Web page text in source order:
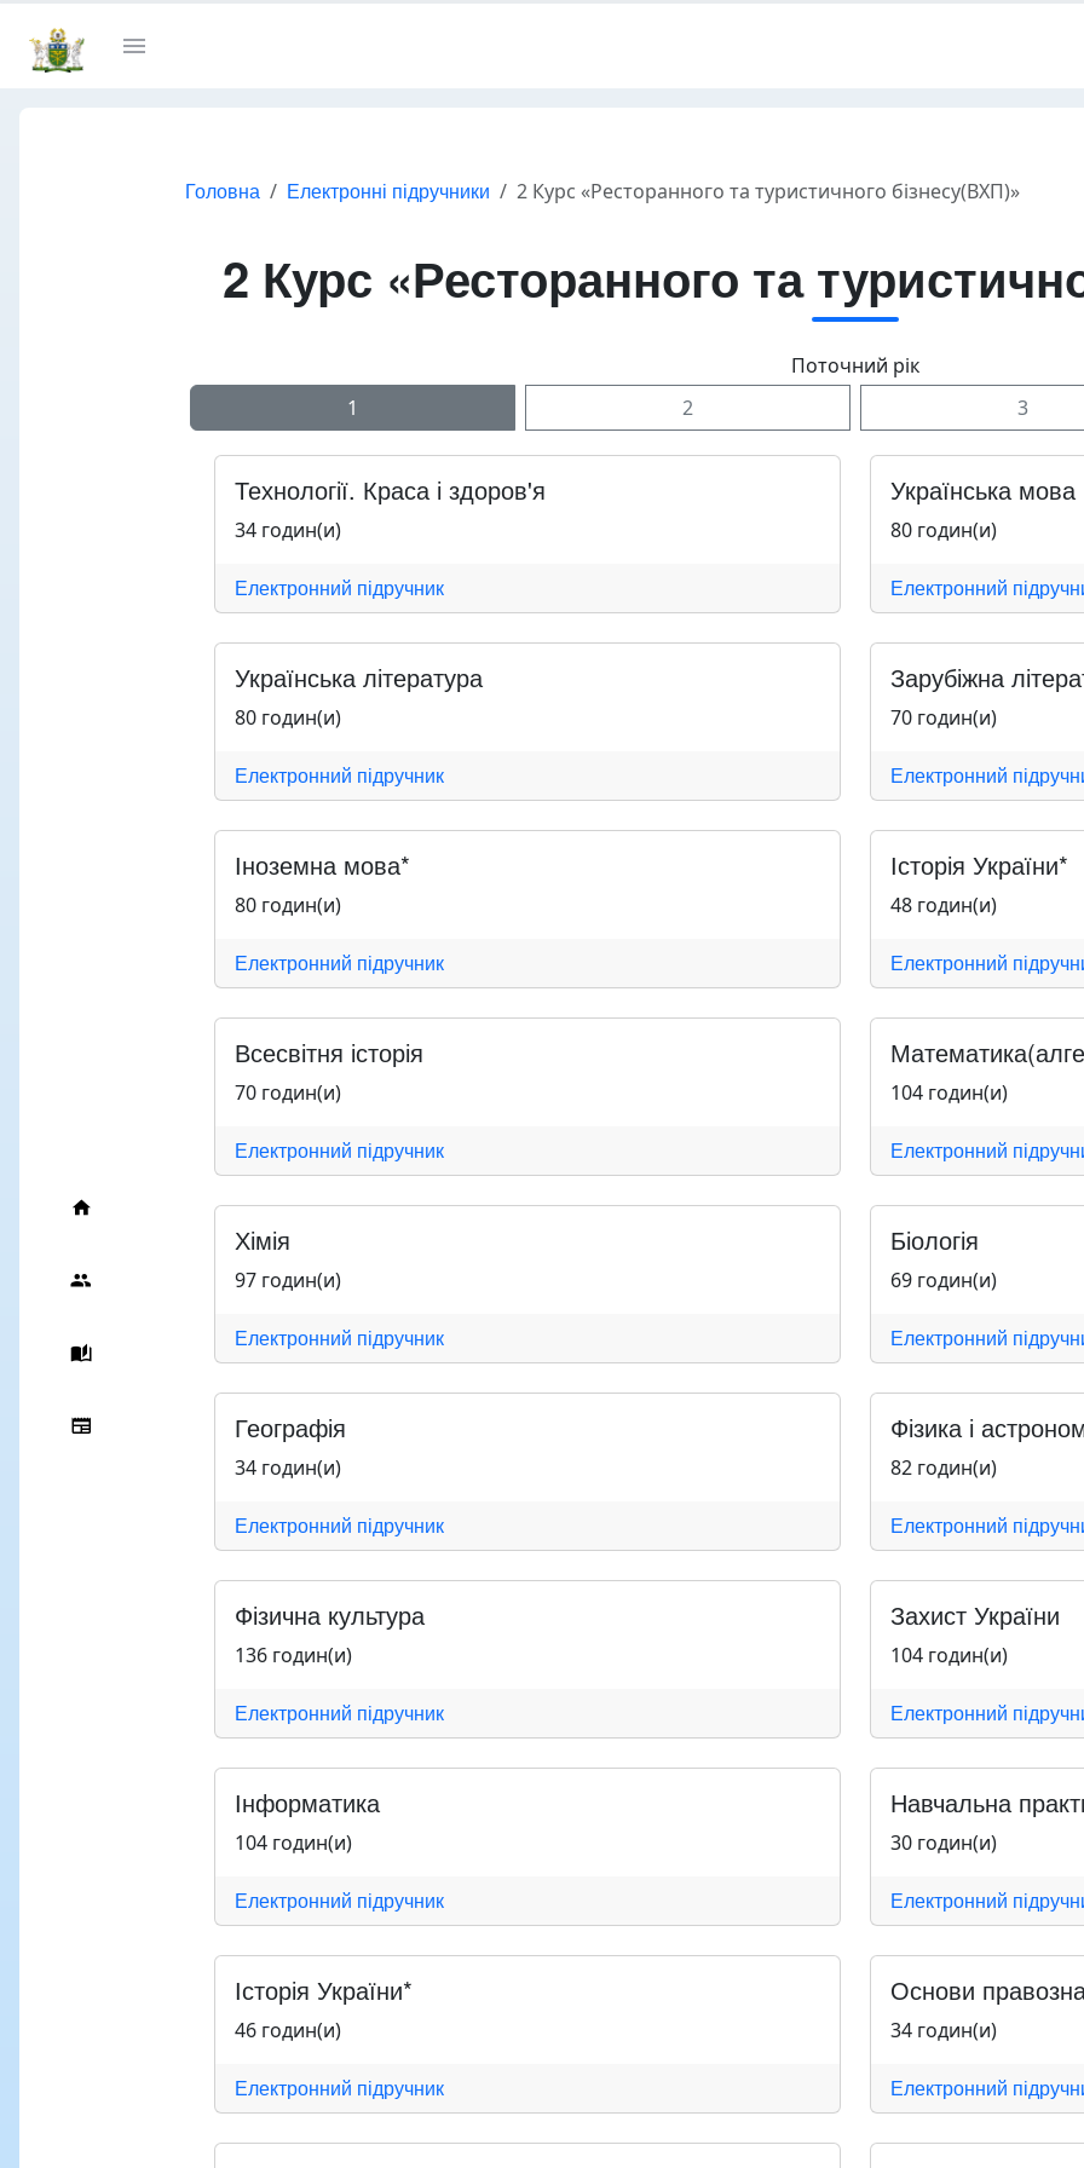
Головна Електронні підручники 2 Курс «Ресторанного та туристичного бізнесу(ВХП)»
2 Курс «Ресторанного та
Поточний рік
1
2 3
Технології. Краса і здоров'я
34 годин(и)
Електронний підручник
Українська мова
80 годин(и)
Електронний
Українська література
80 годин(и)
Електронний підручник
Зарубіжна
70 годин(и)
Електронний
Іноземна мова*
80 годин(и)
Електронний підручник
Історія України*
48 годин(и)
Електронний
Всесвітня історія
70 годин(и)
Електронний підручник
104 годин(и)
Електронний
Хімія
97 годин(и)
Електронний підручник
Біологія
69 годин(и)
Електронний
Географія
34 годин(и)
Електронний підручник
Фізика і
82 годин(и)
Електронний
Фізична культура
136 годин(и)
Електронний підручник
Захист України
104 годин(и)
Електронний
Інформатика
104 годин(и)
Електронний підручник
Навчальна
30 годин(и)
Електронний
Історія України*
46 годин(и)
Електронний підручник
Основи
34 годин(и)
Електронний